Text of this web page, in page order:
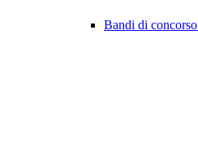
Bandi di concorso